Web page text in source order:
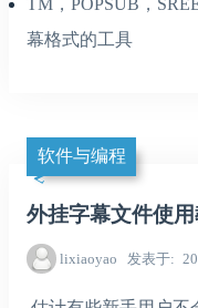
幕格式的工具
软件与编程
外挂字幕文件使
lixiaoyao 发表于